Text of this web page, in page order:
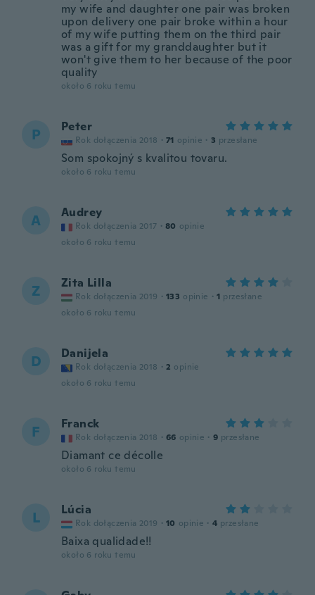
my wife and daughter one pair was broken
upon delivery one pair broke within a hour
of my wife putting them on the third pair
was a gift for my granddaughter but it
won't give them to her because of the poor
quality
około 6 roku temu
P Peter
Rok dołączenia 2018 · 71 opinie · 3 przesłane
Som spokojný s kvalitou tovaru.
około 6 roku temu
A Audrey
Rok dołączenia 2017 · 80 opinie
około 6 roku temu
Z Zita Lilla
Rok dołączenia 2019 · 133 opinie · 1 przesłane
około 6 roku temu
D Danijela
Rok dołączenia 2018 · 2 opinie
około 6 roku temu
F Franck
Rok dołączenia 2018 · 66 opinie · 9 przesłane
Diamant ce décolle
około 6 roku temu
L Lúcia
Rok dołączenia 2019 · 10 opinie · 4 przesłane
Baixa qualidade!!
około 6 roku temu